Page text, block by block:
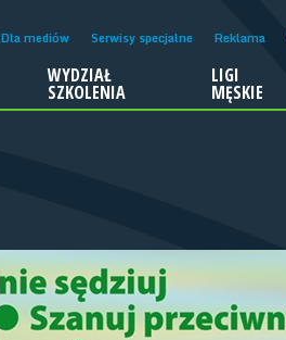
Dla mediów Serwisy specjalne Reklama
WYDZIAŁ
SZKOLENIA
LIGI
MĘSKIE